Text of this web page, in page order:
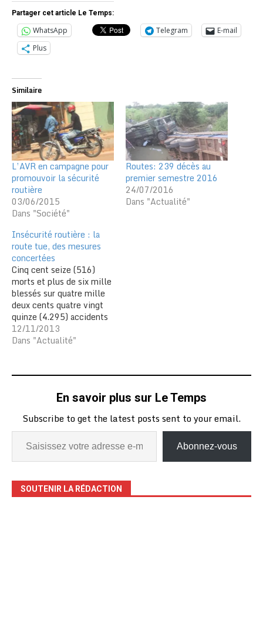
Partager cet article Le Temps:
WhatsApp Telegram
E-mail
Plus
Similaire
L’AVR en campagne pour
promouvoir la sécurité
routière
03/06/2015
Dans "Société"
Routes: 239 décès au
premier semestre 2016
24/07/2016
Dans "Actualité"
Insécurité routière : la
route tue, des mesures
concertées
Cinq cent seize (516)
morts et plus de six mille
blessés sur quatre mille
deux cents quatre vingt
quinze (4.295) accidents
de la route au cours des
neuf derniers mois de
ahurissants, alarmants,
comme une alerte, une
pour…
12/11/2013
Dans "Actualité"
En savoir plus sur Le Temps
Subscribe to get the latest posts sent to your email.
Abonnez-vous
SOUTENIR LA RÉDACTION